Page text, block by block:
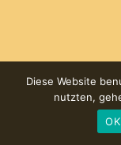
Diese Website
nutzten,
OK